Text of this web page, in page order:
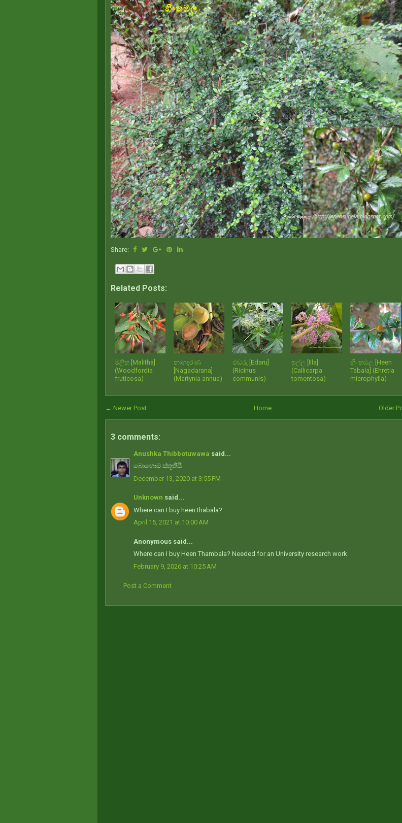
Share:
Related Posts:
මලිත [Malitha]
(Woodfordia
fruticosa)
නාගදරණ
[Nagadarana]
(Martynia annua)
එඬරු [Edaru]
(Ricinus
communis)
ඉල්ල [Illa]
(Callicarpa
tomentosa)
හීං තඹල [Heen
Tabala] (Ehretia
microphylla)
← Newer Post Older
Home
3 comments:
Anushka Thibbotuwawa said...
බොහොම ස්තූතියි
December 13, 2020 at 3:55 PM
Unknown said...
Where can I buy heen thabala?
April 15, 2021 at 10:00 AM
Anonymous said...
Where can I buy Heen Thambala? Needed for an University research work
February 9, 2026 at 10:25 AM
Post a Comment